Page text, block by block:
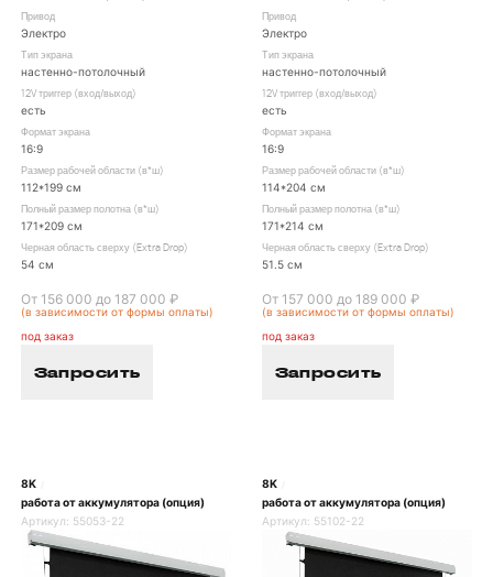
Привод
Электро
Тип экрана
настенно-потолочный
12V триггер (вход/выход)
есть
Формат экрана
16:9
Размер рабочей области (в*ш)
112*199 см
Полный размер полотна (в*ш)
171*209 см
Черная область сверху (Extra Drop)
54 см
От 156 000 до 187 000 ₽
(в зависимости от формы оплаты)
под заказ
Запросить
Привод
Электро
Тип экрана
настенно-потолочный
12V триггер (вход/выход)
есть
Формат экрана
16:9
Размер рабочей области (в*ш)
114*204 см
Полный размер полотна (в*ш)
171*214 см
Черная область сверху (Extra Drop)
51.5 см
От 157 000 до 189 000 ₽
(в зависимости от формы оплаты)
под заказ
Запросить
8K
работа от аккумулятора (опция)
Артикул: 55053-22
8K
работа от аккумулятора (опция)
Артикул: 55102-22